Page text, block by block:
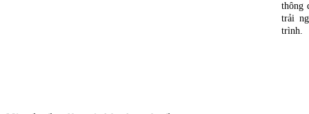
thông
trải
trình.